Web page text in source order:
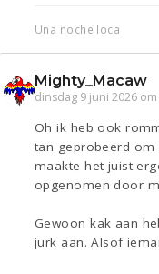
Una noche loca
Mighty_Macaw
dinsdag 9 juni 2026 om
Oh ik heb ook
tan geprobeerd
maakte het juist
opgenomen door
Gewoon kak aan
jurk aan. Alsof